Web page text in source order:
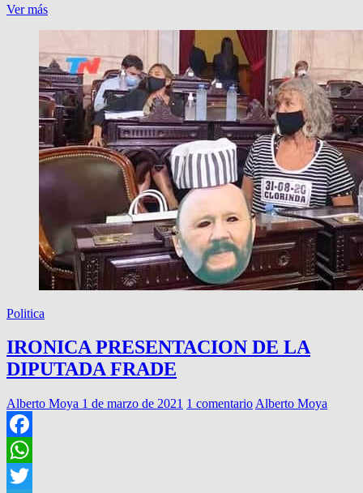
Ver másFILM
PRIMER
DESAPARECIDO
QUILMEÑO
Politica
IRONICA PRESENTACION DE LA
DIPUTADA FRADE
Alberto Moya 1 de marzo de 2021 1 comentario Alberto Moya
Facebook
WhatsApp